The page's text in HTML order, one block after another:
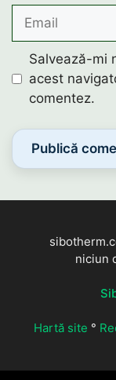
Email
Salvează-mi
acest
comentez.
niciun
Hartă site °